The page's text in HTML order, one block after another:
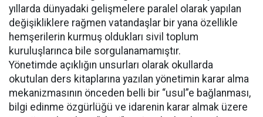
yıllarda dünyadaki gelişmelere paralel olarak yapılan
değişikliklere rağmen vatandaşlar bir yana özellikle
hemşerilerin kurmuş oldukları sivil toplum
kuruluşlarınca bile sorgulanamamıştır.
Yönetimde açıklığın unsurları olarak okullarda
okutulan ders kitaplarına yazılan yönetimin karar alma
mekanizmasının önceden belli bir “usul”e bağlanması,
bilgi edinme özgürlüğü ve idarenin karar almak üzere